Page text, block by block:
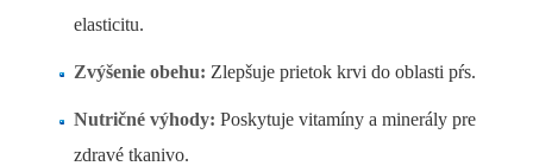
elasticitu.
Zvýšenie obehu: Zlepšuje prietok krvi do oblasti pŕs.
Nutričné ​​výhody: Poskytuje vitamíny a minerály pre
zdravé tkanivo.